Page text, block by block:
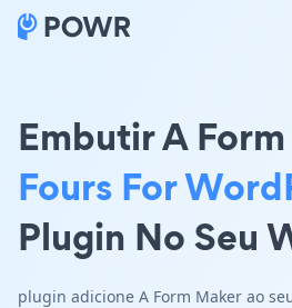
Embutir A
Fours For
Plugin No Seu
plugin adicione A Form Maker ao